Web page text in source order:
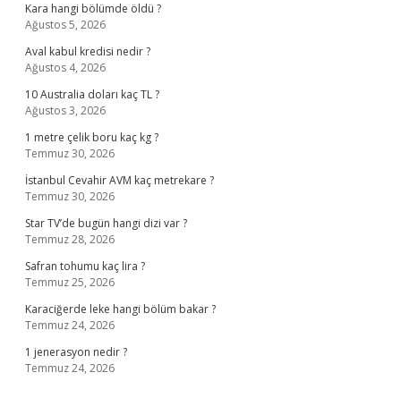
Kara hangi bölümde öldü ?
Ağustos 5, 2026
Aval kabul kredisi nedir ?
Ağustos 4, 2026
10 Australia doları kaç TL ?
Ağustos 3, 2026
1 metre çelik boru kaç kg ?
Temmuz 30, 2026
İstanbul Cevahir AVM kaç metrekare ?
Temmuz 30, 2026
Star TV’de bugün hangi dizi var ?
Temmuz 28, 2026
Safran tohumu kaç lira ?
Temmuz 25, 2026
Karaciğerde leke hangi bölüm bakar ?
Temmuz 24, 2026
1 jenerasyon nedir ?
Temmuz 24, 2026